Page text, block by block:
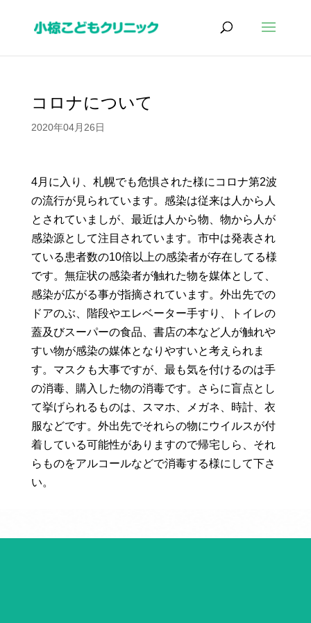
コロナについて
2020年04月26日
4月に入り、札幌でも危惧された様にコロナ第2波
の流行が見られています。感染は従来は人から人
とされていましが、最近は人から物、物から人が
感染源として注目されています。市中は発表され
ている患者数の10倍以上の感染者が存在してる様
です。無症状の感染者が触れた物を媒体として、
感染が広がる事が指摘されています。外出先での
ドアのぶ、階段やエレベーター手すり、トイレの
蓋及びスーパーの食品、書店の本など人が触れや
すい物が感染の媒体となりやすいと考えられま
す。マスクも大事ですが、最も気を付けるのは手
の消毒、購入した物の消毒です。さらに盲点とし
て挙げられるものは、スマホ、メガネ、時計、衣
服などです。外出先でそれらの物にウイルスが付
着している可能性がありますので帰宅しら、それ
らものをアルコールなどで消毒する様にして下さ
い。